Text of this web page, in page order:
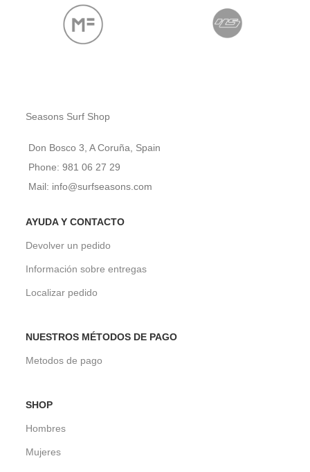
Seasons Surf Shop
Don Bosco 3, A Coruña, Spain
Phone: 981 06 27 29
Mail: info@surfseasons.com
AYUDA Y CONTACTO
Devolver un pedido
Información sobre entregas
Localizar pedido
NUESTROS MÉTODOS DE PAGO
Metodos de pago
SHOP
Hombres
Mujeres